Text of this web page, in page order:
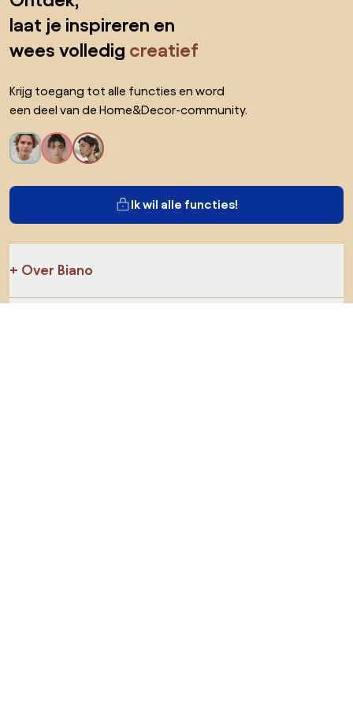
laat je inspireren en
wees volledig creatief
Krijg toegang tot alle functies en word
een deel van de Home&Decor-community.
Ik wil alle functies!
Over Biano